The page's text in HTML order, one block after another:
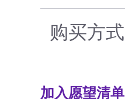
购买方式
加入愿望清单